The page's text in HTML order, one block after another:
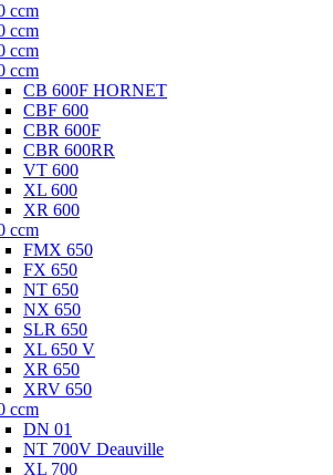
ccm
ccm
ccm
ccm
CB 600F HORNET
CBF 600
CBR 600F
CBR 600RR
VT 600
XL 600
XR 600
ccm
FMX 650
FX 650
NT 650
NX 650
SLR 650
XL 650 V
XR 650
XRV 650
ccm
DN 01
NT 700V Deauville
XL 700